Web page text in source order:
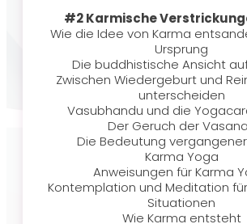
#2 Karmische
Wie die Idee von Karma
Ursprung
Die buddhistische Ansicht
Zwischen Wiedergeburt und
unterscheiden
Vasubhandu und die
Der Geruch der
Die Bedeutung
Karma Yoga
Anweisungen für Karma
Kontemplation und Meditation
Situationen
Wie Karma entsteht